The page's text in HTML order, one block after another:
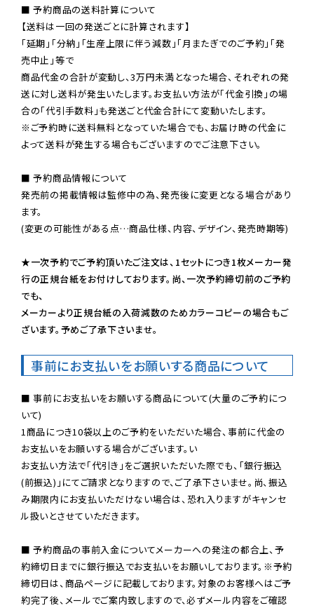
■ 予約商品の送料計算について
【送料は一回の発送ごとに計算されます】
「延期」「分納」「生産上限に伴う減数」「月またぎでのご予約」「発
売中止」等で
商品代金の合計が変動し、3万円未満となった場合、それぞれの発
送に対し送料が発生いたします。お支払い方法が「代金引換」の場
※ご予約時に送料無料となっていた場合でも、お届け時の代金に
よって送料が発生する場合もございますのでご注意下さい。
■ 予約商品情報について
発売前の掲載情報は監修中の為、発売後に変更となる場合があり
ます。
(変更の可能性がある点…商品仕様、内容、デザイン、発売時期等)
★一次予約でご予約頂いたご注文は、1セットにつき1枚メーカー発
行の正規台紙をお付けしております。尚、一次予約締切前のご予約
でも、
メーカーより正規台紙の入荷減数のためカラーコピーの場合もご
ざいます。予めご了承下さいませ。
事前にお支払いをお願いする商品について
■ 事前にお支払いをお願いする商品について(大量のご予約につ
いて)
1商品につき10袋以上のご予約をいただいた場合、事前に代金の
お支払いをお願いする場合がございます。い
お支払い方法で「代引き」をご選択いただいた際でも、「銀行振込
(前振込)」にてご請求となりますので、ご了承下さいませ。尚、振込
み期限内にお支払いただけない場合は、恐れ入りますがキャンセ
ル扱いとさせていただきます。
■ 予約商品の事前入金についてメーカーへの発注の都合上、予
約締切日までに銀行振込でお支払いをお願いしております。※予約
締切日は、商品ページに記載しております。対象のお客様へはご予
約完了後、メールでご案内致しますので、必ずメール内容をご確認